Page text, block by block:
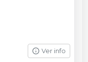
Ver info